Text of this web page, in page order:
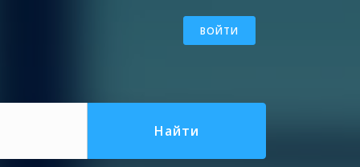
ВОЙТИ
Найти